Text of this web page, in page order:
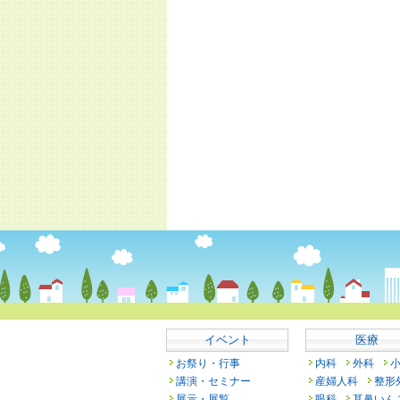
イベント
お祭り・行事
講演・セミナー
医療
内科 外科
産婦人科
整形